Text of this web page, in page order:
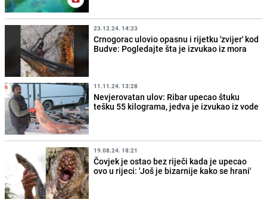
23.12.24. 14:23
Crnogorac ulovio opasnu i rijetku 'zvijer' kod
Budve: Pogledajte šta je izvukao iz mora
11.11.24. 13:28
Nevjerovatan ulov: Ribar upecao štuku
tešku 55 kilograma, jedva je izvukao iz vode
19.08.24. 18:21
Čovjek je ostao bez riječi kada je upecao
ovo u rijeci: 'Još je bizarnije kako se hrani'